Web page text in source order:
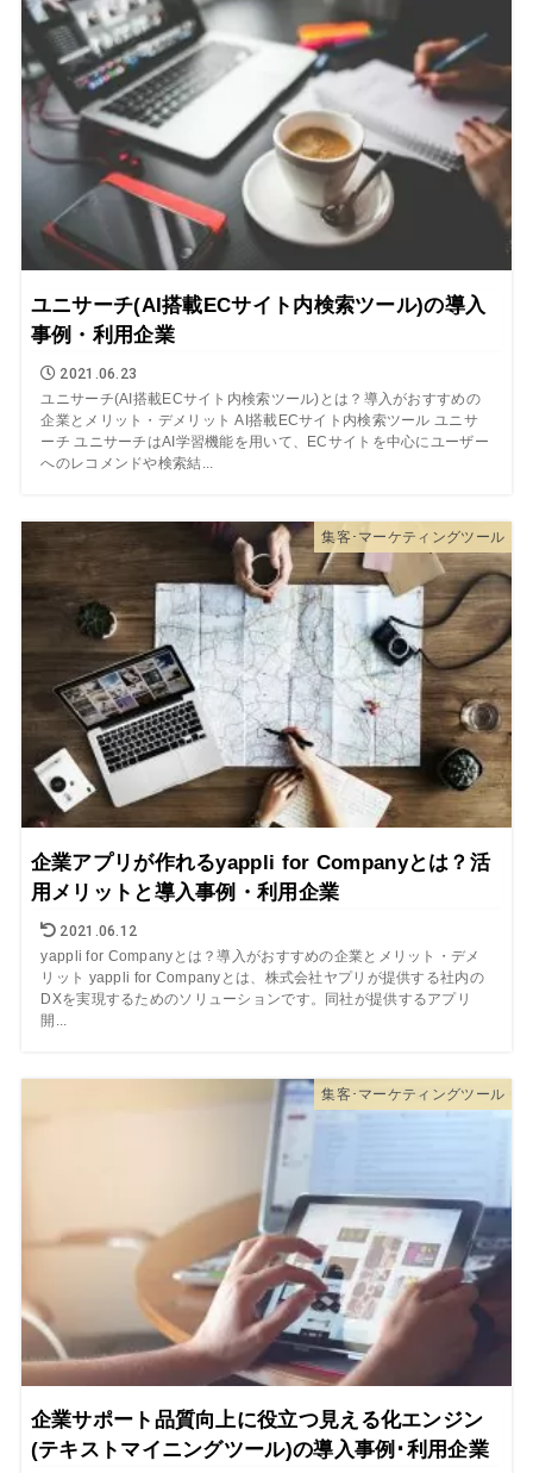
ユニサーチ(AI搭載ECサイト内検索ツール)の導入
事例・利用企業
2021.06.23
ユニサーチ(AI搭載ECサイト内検索ツール)とは？導入がおすすめの
企業とメリット・デメリット AI搭載ECサイト内検索ツール ユニサ
ーチ ユニサーチはAI学習機能を用いて、ECサイトを中心にユーザー
へのレコメンドや検索結...
集客･マーケティングツール
企業アプリが作れるyappli for Companyとは？活
用メリットと導入事例・利用企業
2021.06.12
yappli for Companyとは？導入がおすすめの企業とメリット・デメ
リット yappli for Companyとは、株式会社ヤプリが提供する社内の
DXを実現するためのソリューションです。同社が提供するアプリ
開...
集客･マーケティングツール
企業サポート品質向上に役立つ見える化エンジン
(テキストマイニングツール)の導入事例･利用企業